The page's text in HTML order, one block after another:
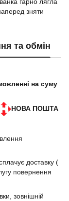
зняти
та обмін
на суму
НОВА ПОШТА
доставку (
повернення
зовнішній